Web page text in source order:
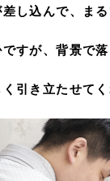
し込んで、ま
すが、背景で
引き立たせてく